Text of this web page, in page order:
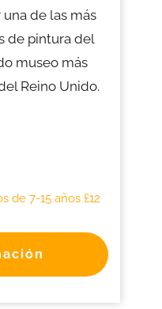
de las más
de pintura del
museo más
Reino Unido.
de 7-15 años £12